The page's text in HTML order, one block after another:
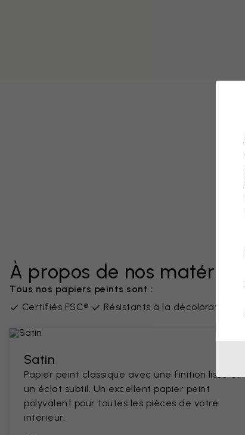
À propos de nos matériaux
Tous nos papiers peints sont :
Certifiés FSC®
Résistants à la décoloration
Satin
Papier peint classique avec une finition lisse et
un éclat subtil. Un excellent papier peint
polyvalent pour toutes les pièces de votre
intérieur.